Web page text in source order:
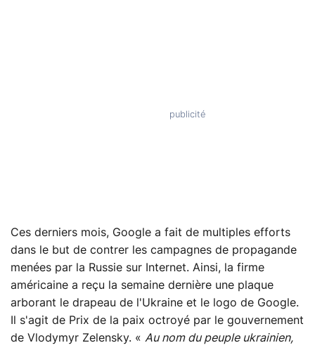
Ces derniers mois, Google a fait de multiples efforts
dans le but de contrer les campagnes de propagande
menées par la Russie sur Internet. Ainsi, la firme
américaine a reçu la semaine dernière une plaque
arborant le drapeau de l'Ukraine et le logo de Google.
Il s'agit de Prix de la paix octroyé par le gouvernement
de Vlodymyr Zelensky. « Au nom du peuple ukrainien,